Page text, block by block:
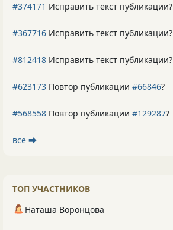
#374171 Исправить текст публикации?
#367716 Исправить текст публикации?
#812418 Исправить текст публикации?
#623173 Повтор публикации #66846?
#568558 Повтор публикации #129287?
все ⮕
ТОП УЧАСТНИКОВ
Наташа Воронцова